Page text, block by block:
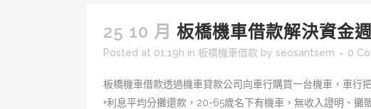
25 10 月 板橋機車借款解決資金
Posted at 01:19h in 板橋機車借款 by seosantsem 0
板橋機車借款透過機車貸款公司向車行購買一台機車，車行
+利息平均分攤還款，20-65歲名下有機車，無收入證明、